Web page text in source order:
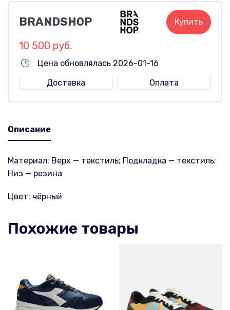
BRANDSHOP Купить
10 500 руб.
Цена обновлялась 2026-01-16
Доставка
Оплата
Описание
Материал: Верх — текстиль; Подкладка — текстиль;
Низ — резина
Цвет: чёрный
Похожие товары